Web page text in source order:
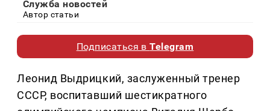
Служба новостей
Автор статьи
Подписаться вTelegram
Леонид Выдрицкий, заслуженный тренер
СССР, воспитавший шестикратного